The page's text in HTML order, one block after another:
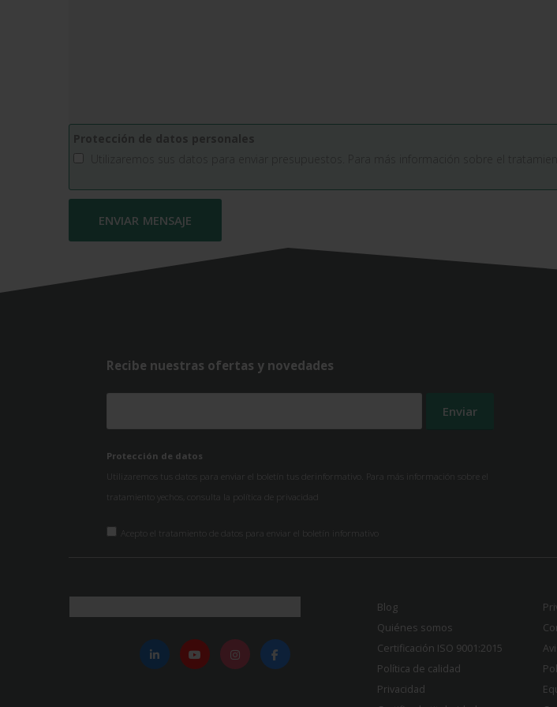
Recibe nuestras ofertas y novedades
Protección de datos
Utilizaremos tus datos para enviar el boletín tus derinformativo. Para más información sobre el
tratamiento yechos, consulta la política de privacidad
Acepto el tratamiento de datos para enviar el boletín informativo
Blog
Quiénes somos
Certificación ISO 9001:2015
Política de calidad
Privacidad